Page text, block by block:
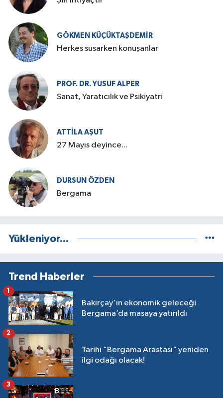
GÖKMEN KÜÇÜKTAŞDEMIR
Herkes susarken konuşanlar
PROF. DR. YUSUF ALPER
Sanat, Yaratıcılık ve Psikiyatri
ATTILA AŞUT
27 Mayıs deyince...
DURSUN ÖZDEN
Bergama
Yükleniyor...
Trend Haberler
Bakırçay'ın ekonomik geleceği
Bergama’da masaya yatırıldı
1
Tarihi "Bergama Arastası" yeniden
ilgi odağı olacak!
2
3